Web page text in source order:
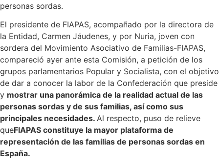
personas sordas.
El presidente de FIAPAS, acompañado por la directora de
la Entidad, Carmen Jáudenes, y por Nuria, joven con
sordera del Movimiento Asociativo de Familias-FIAPAS,
compareció ayer ante esta Comisión, a petición de los
grupos parlamentarios Popular y Socialista, con el objetivo
de dar a conocer la labor de la Confederación que preside
y mostrar una panorámica de la realidad actual de las
personas sordas y de sus familias, así como sus
principales necesidades. Al respecto, puso de relieve
queFIAPAS constituye la mayor plataforma de
representación de las familias de personas sordas en
España.